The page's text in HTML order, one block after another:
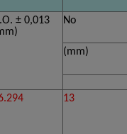
± 0,013
No
(mm)
13